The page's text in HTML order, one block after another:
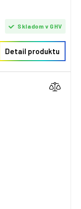
Skladom v GHV
Detail produktu